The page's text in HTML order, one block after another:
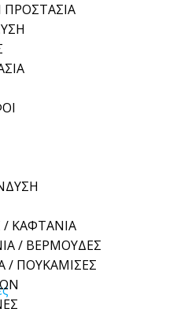
ΚΑΦΤΑΝΙΑ
/ ΒΕΡΜΟΥΔΕΣ
/ ΠΟΥΚΑΜΙΣΕΣ